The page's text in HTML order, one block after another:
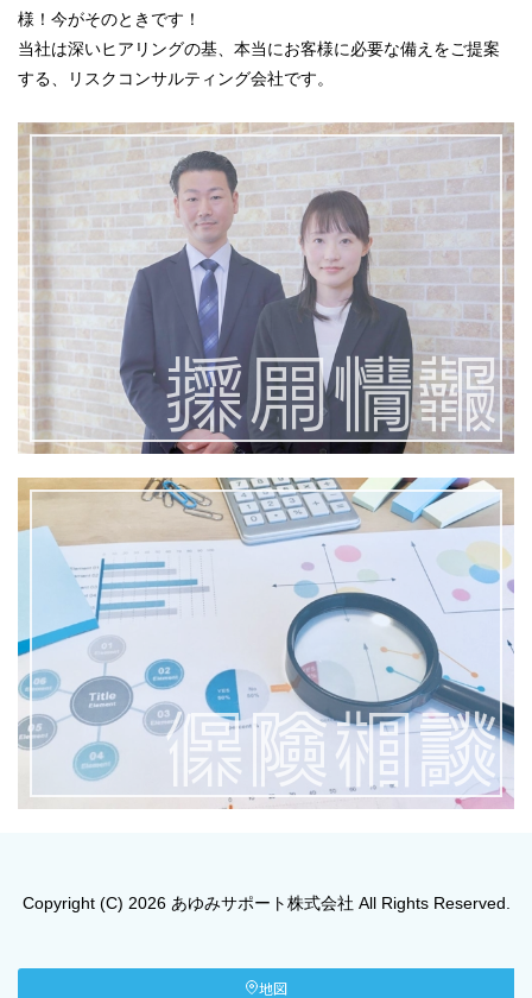
様！今がそのときです！
当社は深いヒアリングの基、本当にお客様に必要な備えをご提案
する、リスクコンサルティング会社です。
採用情報
保険相談
Copyright (C) 2026 あゆみサポート株式会社 All Rights Reserved.
地図